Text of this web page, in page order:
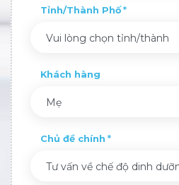
Tỉnh/Thành Phố
Vui lòng chọn tỉnh/thành
Khách hàng
Mẹ
Chủ đề chính
Tư vấn về chế độ dinh